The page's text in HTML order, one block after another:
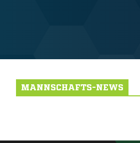
MANNSCHAFTS-NEWS